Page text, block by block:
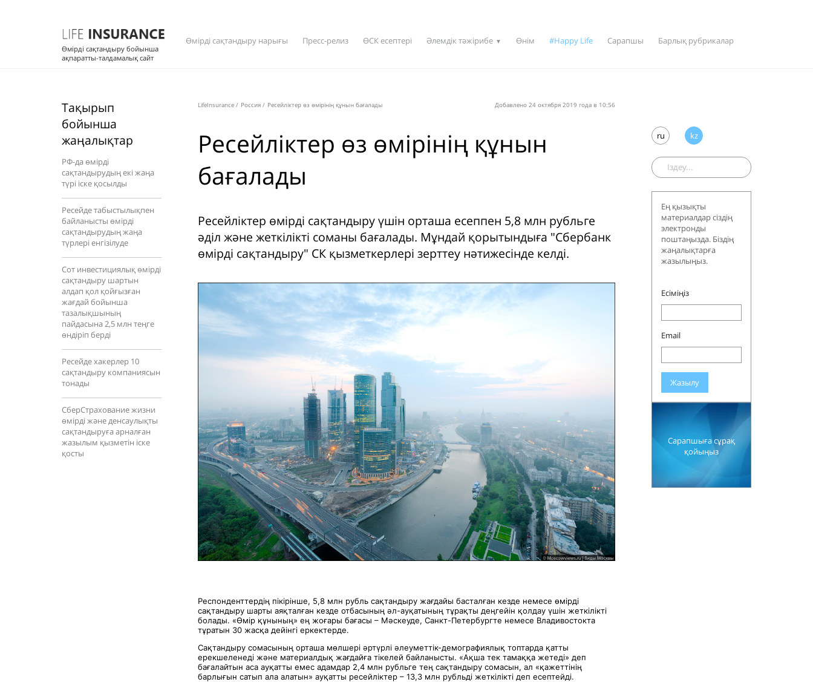
Өмірді сақтандыру бойынша
ақпаратты-талдамалық сайт
Өмірді сақтандыру нарығы Пресс-релиз ӨСК есептері Әлемдік тәжірибе ▼ Өнім #Happy Life Сарапшы Барлық рубрикалар
Тақырып
бойынша
жаңалықтар
РФ-да өмірді
сақтандырудың екі жаңа
түрі іске қосылды
Ресейде табыстылықпен
байланысты өмірді
сақтандырудың жаңа
түрлері енгізілуде
Сот инвестициялық өмірді
сақтандыру шартын
алдап қол қойғызған
жағдай бойынша
тазалықшының
пайдасына 2,5 млн теңге
өндіріп берді
Ресейде хакерлер 10
сақтандыру компаниясын
тонады
СберСтрахование жизни
өмірді және денсаулықты
сақтандыруға арналған
жазылым қызметін іске
қосты
LifeInsurance / Россия / Ресейліктер өз өмірінің құнын бағалады Добавлено 24 октября 2019 года в 10:56
Ресейліктер өз өмірінің құнын
бағалады
Ресейліктер өмірді сақтандыру үшін орташа есеппен 5,8 млн рубльге
әділ және жеткілікті соманы бағалады. Мұндай қорытындыға "Сбербанк
өмірді сақтандыру" СК қызметкерлері зерттеу нәтижесінде келді.
Респонденттердің пікірінше, 5,8 млн рубль сақтандыру жағдайы басталған кезде немесе өмірді
сақтандыру шарты аяқталған кезде отбасының әл-ауқатының тұрақты деңгейін қолдау үшін жеткілікті
болады. «Өмір құнының» ең жоғары бағасы – Мәскеуде, Санкт-Петербургте немесе Владивостокта
тұратын 30 жасқа дейінгі еркектерде.
Сақтандыру сомасының орташа мөлшері әртүрлі әлеуметтік-демографиялық топтарда қатты
ерекшеленеді және материалдық жағдайға тікелей байланысты. «Ақша тек тамаққа жетеді» деп
бағалайтын аса ауқатты емес адамдар 2,4 млн рубльге тең сақтандыру сомасын, ал «қажеттінің
барлығын сатып ала алатын» ауқатты ресейліктер – 13,3 млн рубльді жеткілікті деп есептейді.
ru kz
Ең қызықты
материалдар сіздің
электронды
поштаңызда. Біздің
жаңалықтарға
жазылыңыз.
Есіміңіз
Email
Жазылу
Сарапшыға сұрақ
қойыңыз